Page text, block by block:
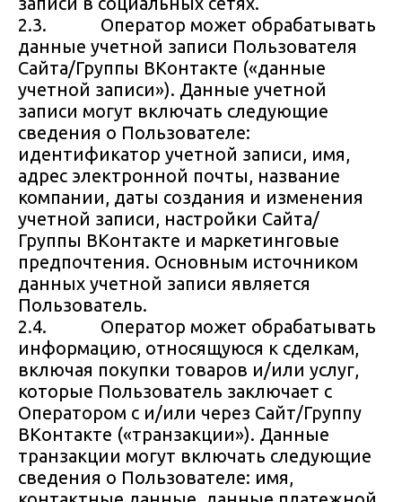
2.3. Оператор может обрабатывать
данные учетной записи Пользователя
Сайта/Группы ВКонтакте («данные
учетной записи»). Данные учетной
записи могут включать следующие
сведения о Пользователе:
идентификатор учетной записи, имя,
адрес электронной почты, название
компании, даты создания и изменения
учетной записи, настройки Сайта/
Группы ВКонтакте и маркетинговые
предпочтения. Основным источником
данных учетной записи является
Пользователь.
2.4. Оператор может обрабатывать
информацию, относящуюся к сделкам,
включая покупки товаров и/или услуг,
которые Пользователь заключает с
Оператором с и/или через Сайт/Группу
ВКонтакте («транзакции»). Данные
транзакции могут включать следующие
сведения о Пользователе: имя,